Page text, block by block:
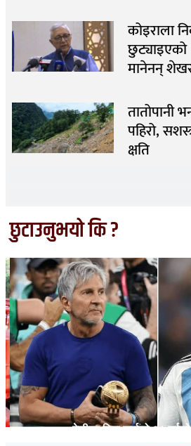
कोइराला
मानेनन्
तातोपानी
पहिरो,
क्षति
छुटाउनुभयो कि ?
मेसीका पिता जर्जको ६८